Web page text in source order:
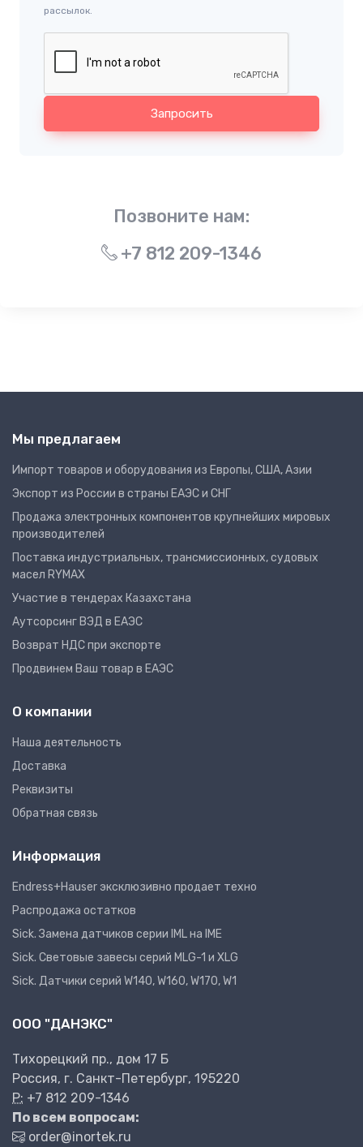
рассылок.
Запросить
Позвоните нам:
+7 812 209-1346
Мы предлагаем
Импорт товаров и оборудования из Европы, США, Азии
Экспорт из России в страны ЕАЭС и СНГ
Продажа электронных компонентов крупнейших мировых
производителей
Поставка индустриальных, трансмиссионных, судовых
масел RYMAX
Участие в тендерах Казахстана
Аутсорсинг ВЭД в ЕАЭС
Возврат НДС при экспорте
Продвинем Ваш товар в ЕАЭС
О компании
Наша деятельность
Доставка
Реквизиты
Обратная связь
Информация
Endress+Hauser эксклюзивно продает техно
Распродажа остатков
Sick. Замена датчиков серии IML на IME
Sick. Световые завесы серий MLG-1 и XLG
Sick. Датчики серий W140, W160, W170, W1
ООО "ДАНЭКС"
Тихорецкий пр., дом 17 Б
Россия, г. Санкт-Петербург, 195220
P: +7 812 209-1346
По всем вопросам:
order@inortek.ru